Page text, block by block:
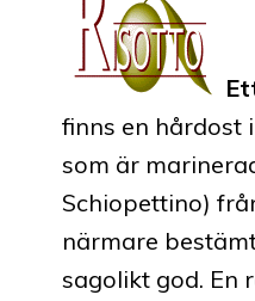
finns en hårdost
som är
Schiopettino)
närmare
sagolikt god. En